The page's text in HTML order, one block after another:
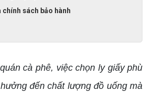
chính sách bảo hành
cà phê, việc chọn ly giấy phù
đến chất lượng đồ uống mà